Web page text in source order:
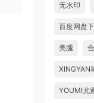
无水印
百度网盘
美腿
XINGYAN
YOUMI尤